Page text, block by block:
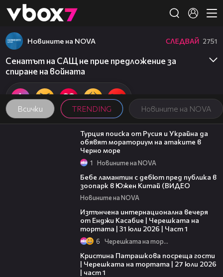
👾
Всички TRENDING Новините на NOVA
Новините на NOVA СЛЕДВАЙ 2751
Сенатът на САЩ не прие предложение за
спиране на войната
03:02
Турция поиска от Русия и Украйна да
обявят мораториум на атаките в
Черно море
1 Новините на NOVA
Бебе ламантин с дебют пред публика в
зоопарк в Южен Китай (ВИДЕО
Новините на NOVA
Изтънчена интернационална вечеря
от Енджи Касабие | Черешката на
тортата | 31 юли 2026 | Част 1
6 Черешката на тортата
Кристина Патрашкова посреща гости
| Черешката на тортата | 27 юли 2026
| част 1